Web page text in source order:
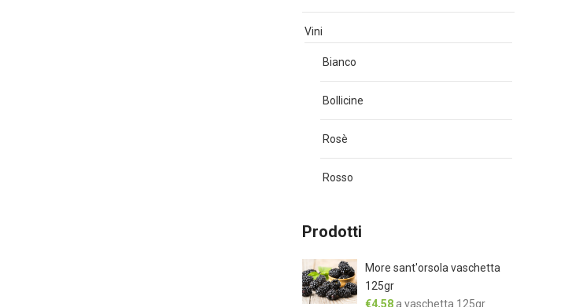
Vini
Bianco
Bollicine
Rosè
Rosso
Prodotti
More sant'orsola vaschetta
125gr
€4,58 a vaschetta 125gr